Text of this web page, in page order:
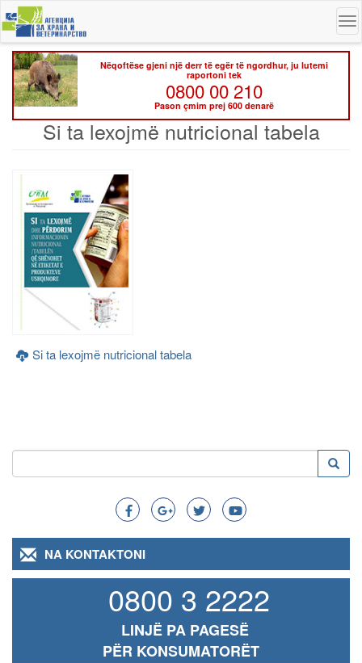
Skip
to
main
content
Nëqoftëse gjeni një derr të egër të ngordhur, ju lutemi
raportoni tek
0800 00 210
Pason çmim prej 600 denarë
Si ta lexojmë nutricional tabela
Si ta lexojmë nutricional tabela
Search
Kërko Kërko
NA KONTAKTONI
0800 3 2222
LINJË PA PAGESË
PËR KONSUMATORËT